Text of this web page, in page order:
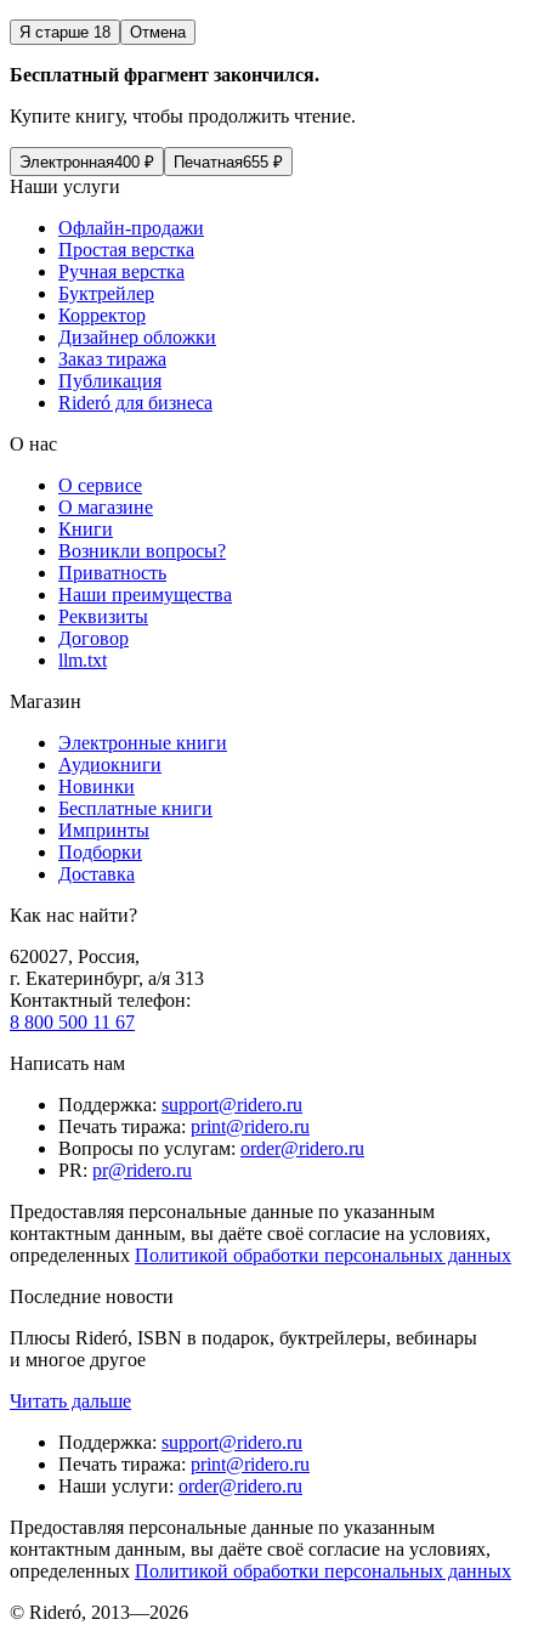
Я старше 18 Отмена
Бесплатный фрагмент закончился.
Купите книгу, чтобы продолжить чтение.
Электронная400 ₽ Печатная655 ₽
Наши услуги
Офлайн-продажи
Простая верстка
Ручная верстка
Буктрейлер
Корректор
Дизайнер обложки
Заказ тиража
Публикация
Rideró для бизнеса
О нас
О сервисе
О магазине
Книги
Возникли вопросы?
Приватность
Наши преимущества
Реквизиты
Договор
llm.txt
Магазин
Электронные книги
Аудиокниги
Новинки
Бесплатные книги
Импринты
Подборки
Доставка
Как нас найти?
620027, Россия,
г. Екатеринбург, а/я 313
Контактный телефон:
8 800 500 11 67
Написать нам
Поддержка: support@ridero.ru
Печать тиража: print@ridero.ru
Вопросы по услугам: order@ridero.ru
PR: pr@ridero.ru
Предоставляя персональные данные по указанным
контактным данным, вы даёте своё согласие на условиях,
определенных Политикой обработки персональных данных
Последние новости
Плюсы Rideró, ISBN в подарок, буктрейлеры, вебинары
и многое другое
Читать дальше
Поддержка: support@ridero.ru
Печать тиража: print@ridero.ru
Наши услуги: order@ridero.ru
Предоставляя персональные данные по указанным
контактным данным, вы даёте своё согласие на условиях,
определенных Политикой обработки персональных данных
© Rideró, 2013—2026